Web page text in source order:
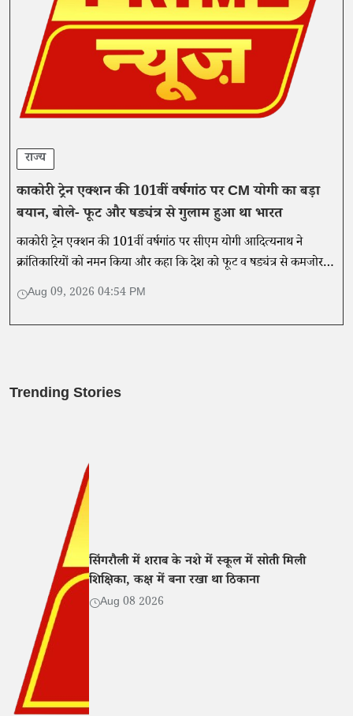
राज्य
काकोरी ट्रेन एक्शन की 101वीं वर्षगांठ पर CM योगी का बड़ा
बयान, बोले- फूट और षड्यंत्र से गुलाम हुआ था भारत
काकोरी ट्रेन एक्शन की 101वीं वर्षगांठ पर सीएम योगी आदित्यनाथ ने
क्रांतिकारियों को नमन किया और कहा कि देश को फूट व षड्यंत्र से कमजोर
करने की कोशिश आज भी जारी है।
Aug 09, 2026 04:54 PM
Trending Stories
सिंगरौली में शराब के नशे में स्कूल में सोती मिली
शिक्षिका, कक्ष में बना रखा था ठिकाना
Aug 08 2026